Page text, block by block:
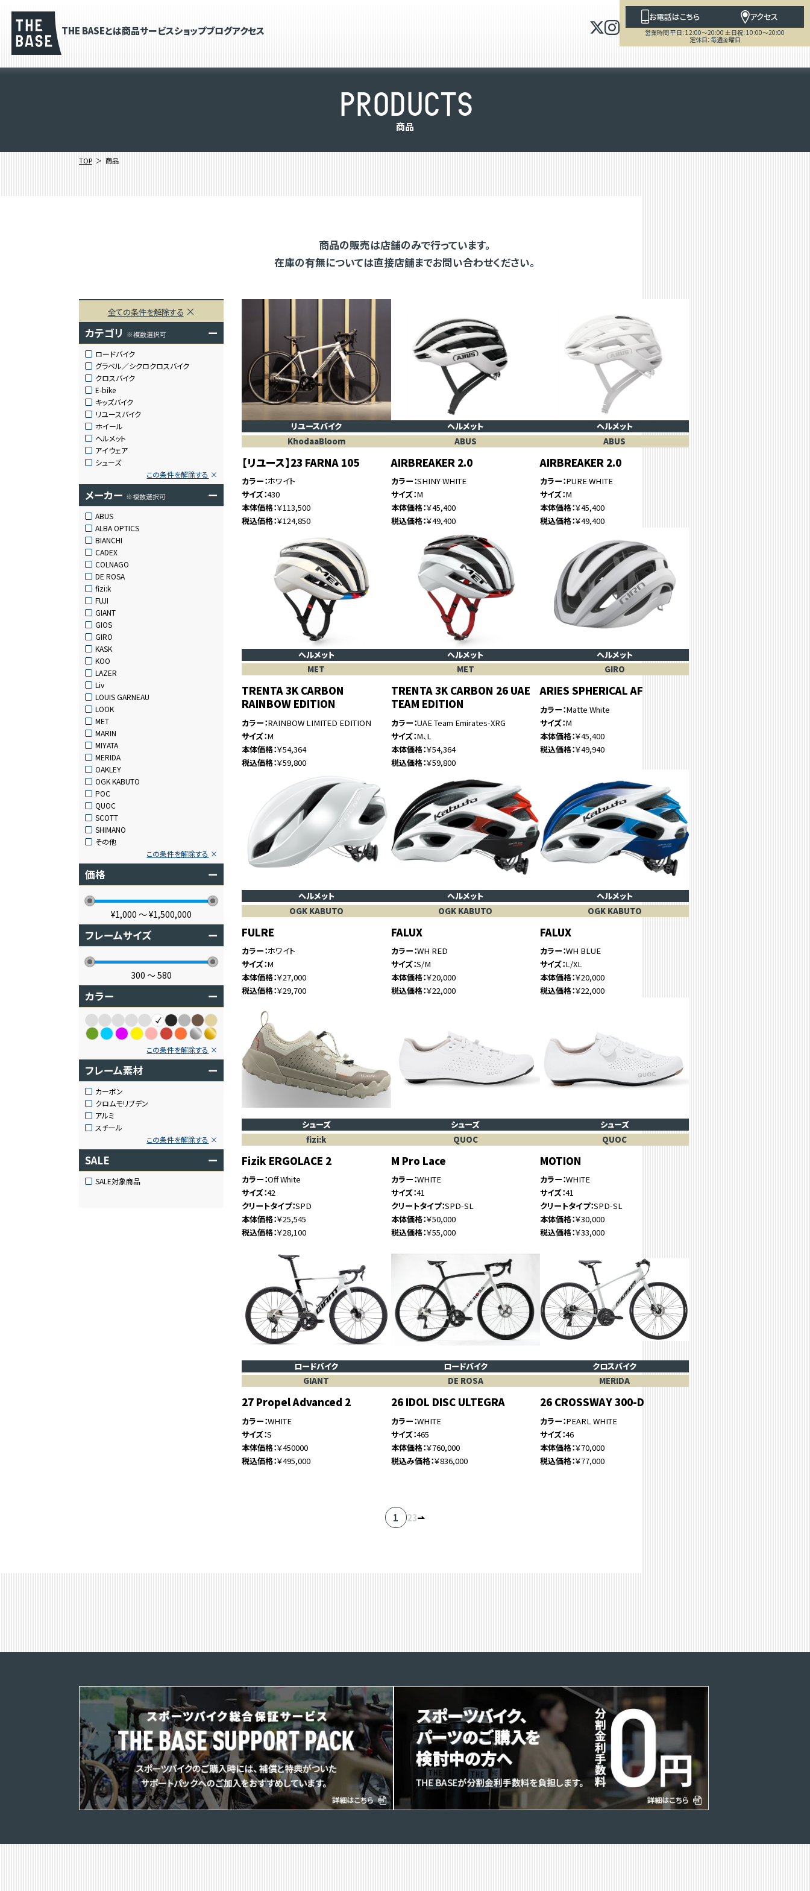
THE BASEとは商品サービスショップブログアクセス
お電話はこちら アクセス
営業時間 平日：12:00～20:00 土日祝：10:00～20:00
定休日：毎週金曜日
PRODUCTS
商品
TOP 商品
商品の販売は店舗のみで行っています。
在庫の有無については直接店舗までお問い合わせください。
全ての条件を解除する
カテゴリ ※複数選択可 ー
ロードバイク
グラベル／シクロクロスバイク
クロスバイク
E-bike
キッズバイク
リユースバイク
ホイール
ヘルメット
アイウェア
シューズ
この条件を解除する
メーカー ※複数選択可 ー
ABUS
ALBA OPTICS
BIANCHI
CADEX
COLNAGO
DE ROSA
fizi:k
FUJI
GIANT
GIOS
GIRO
KASK
KOO
LAZER
Liv
LOUIS GARNEAU
LOOK
MET
MARIN
MIYATA
MERIDA
OAKLEY
OGK KABUTO
POC
QUOC
SCOTT
SHIMANO
その他
この条件を解除する
価格 ー
¥1,000 〜¥1,500,000
フレームサイズ ー
300 〜580
カラー ー
この条件を解除する
フレーム素材 ー
カーボン
クロムモリブデン
アルミ
スチール
この条件を解除する
SALE ー
SALE対象商品
リユースバイク
KhodaaBloom
【リユース】23 FARNA 105
カラー ホワイト
サイズ 430
本体価格 ￥113,500
税込価格 ￥124,850
ヘルメット
ABUS
AIRBREAKER 2.0
カラー SHINY WHITE
サイズ M
本体価格 ￥45,400
税込価格 ￥49,400
ヘルメット
ABUS
AIRBREAKER 2.0
カラー PURE WHITE
サイズ M
本体価格 ￥45,400
税込価格 ￥49,400
ヘルメット
MET
TRENTA 3K CARBON
RAINBOW EDITION
カラー RAINBOW LIMITED EDITION
サイズ M
本体価格 ￥54,364
税込価格 ￥59,800
ヘルメット
MET
TRENTA 3K CARBON 26 UAE
TEAM EDITION
カラー UAE Team Emirates-XRG
サイズ M、L
本体価格 ￥54,364
税込価格 ￥59,800
ヘルメット
GIRO
ARIES SPHERICAL AF
カラー Matte White
サイズ M
本体価格 ￥45,400
税込価格 ￥49,940
ヘルメット
OGK KABUTO
FULRE
カラー ホワイト
サイズ M
本体価格 ￥27,000
税込価格 ￥29,700
ヘルメット
OGK KABUTO
FALUX
カラー WH RED
サイズ S/M
本体価格 ￥20,000
税込価格 ￥22,000
ヘルメット
OGK KABUTO
FALUX
カラー WH BLUE
サイズ L/XL
本体価格 ￥20,000
税込価格 ￥22,000
シューズ
fizi:k
Fizik ERGOLACE 2
カラー Off White
サイズ 42
クリートタイプ SPD
本体価格 ￥25,545
税込価格 ￥28,100
シューズ
QUOC
M Pro Lace
カラー WHITE
サイズ 41
クリートタイプ SPD-SL
本体価格 ￥50,000
税込価格 ￥55,000
シューズ
QUOC
MOTION
カラー WHITE
サイズ 41
クリートタイプ SPD-SL
本体価格 ￥30,000
税込価格 ￥33,000
ロードバイク
GIANT
27 Propel Advanced 2
カラー WHITE
サイズ S
本体価格 ￥450000
税込価格 ￥495,000
ロードバイク
DE ROSA
26 IDOL DISC ULTEGRA
カラー WHITE
サイズ 465
本体価格 ￥760,000
税込み価格 ￥836,000
クロスバイク
MERIDA
26 CROSSWAY 300-D
カラー PEARL WHITE
サイズ 46
本体価格 ￥70,000
税込価格 ￥77,000
1 23